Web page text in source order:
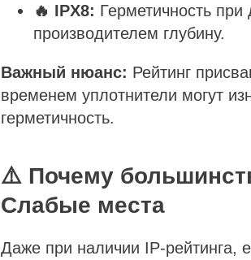
🔥 IPX8: Герметичность
производителем глубину.
Важный нюанс: Рейтинг
временем уплотнители могут
герметичность.
⚠️ Почему
Слабые места
Даже при наличии IP-рейтинга,